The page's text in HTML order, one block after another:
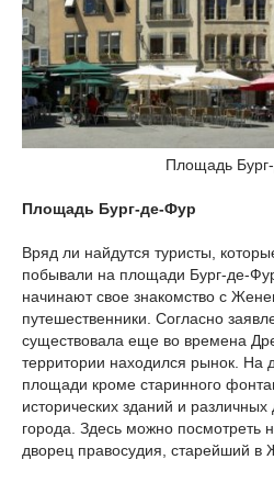
Площадь
Площадь Бург-де-Фур
Вряд ли найдутся туристы,
побывали на площади Бург-де-
начинают свое знакомство с
путешественники. Согласно
существовала еще во времена
территории находился рынок. На
площади кроме старинного
исторических зданий и
города. Здесь можно посмотреть
дворец правосудия, старейший в